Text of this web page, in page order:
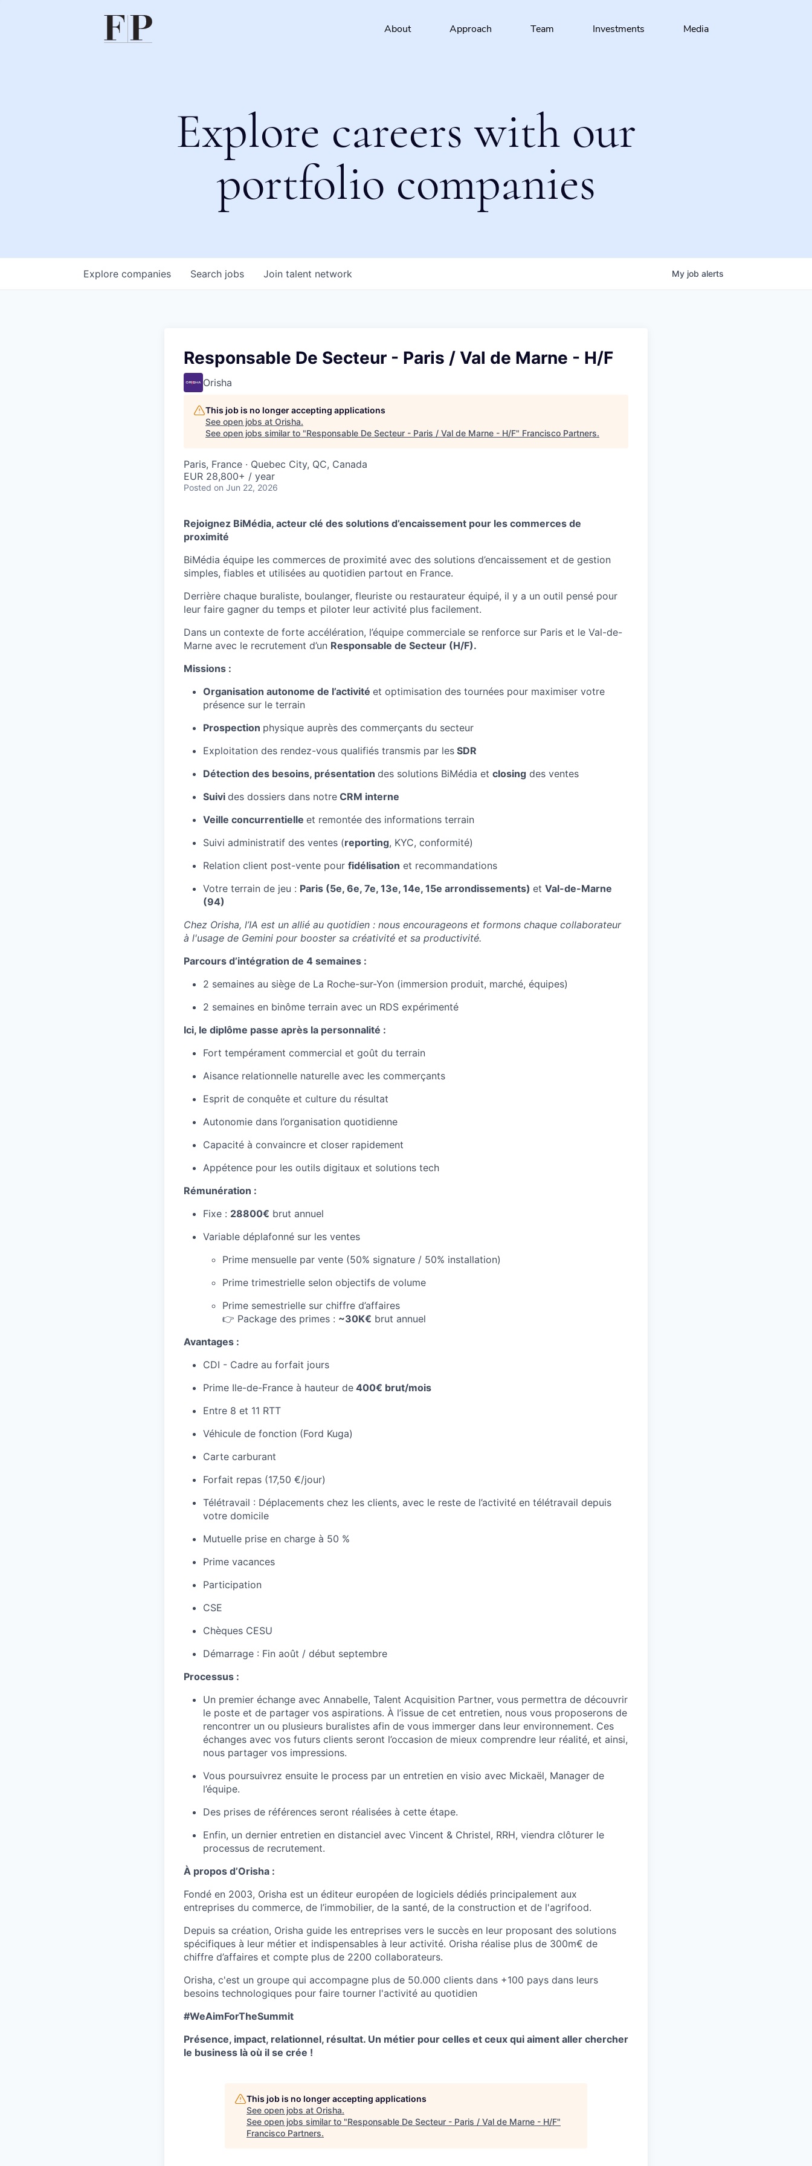
About Approach Team Investments Media
Explore careers with our
portfolio companies
Search jobs
Explore companies Join talent network My job alerts
Responsable De Secteur - Paris / Val de Marne - H/F
Orisha
This job is no longer accepting applications
See open jobs at Orisha.
See open jobs similar to "Responsable De Secteur - Paris / Val de Marne - H/F" Francisco Partners.
Paris, France · Quebec City, QC, Canada
EUR 28,800+ / year
Posted on Jun 22, 2026
Rejoignez BiMédia, acteur clé des solutions d’encaissement pour les commerces de
proximité
BiMédia équipe les commerces de proximité avec des solutions d’encaissement et de gestion
simples, fiables et utilisées au quotidien partout en France.
Derrière chaque buraliste, boulanger, fleuriste ou restaurateur équipé, il y a un outil pensé pour
leur faire gagner du temps et piloter leur activité plus facilement.
Dans un contexte de forte accélération, l’équipe commerciale se renforce sur Paris et le Val-de-
Marne avec le recrutement d’un Responsable de Secteur (H/F).
Missions :
Organisation autonome de l’activité et optimisation des tournées pour maximiser votre
présence sur le terrain
Prospection physique auprès des commerçants du secteur
Exploitation des rendez-vous qualifiés transmis par les SDR
Détection des besoins, présentation des solutions BiMédia et closing des ventes
Suivi des dossiers dans notre CRM interne
Veille concurrentielle et remontée des informations terrain
Suivi administratif des ventes (reporting, KYC, conformité)
Relation client post-vente pour fidélisation et recommandations
Votre terrain de jeu : Paris (5e, 6e, 7e, 13e, 14e, 15e arrondissements) et Val-de-Marne
(94)
Chez Orisha, l’IA est un allié au quotidien : nous encourageons et formons chaque collaborateur
à l'usage de Gemini pour booster sa créativité et sa productivité.
Parcours d’intégration de 4 semaines :
2 semaines au siège de La Roche-sur-Yon (immersion produit, marché, équipes)
2 semaines en binôme terrain avec un RDS expérimenté
Ici, le diplôme passe après la personnalité :
Fort tempérament commercial et goût du terrain
Aisance relationnelle naturelle avec les commerçants
Esprit de conquête et culture du résultat
Autonomie dans l’organisation quotidienne
Capacité à convaincre et closer rapidement
Appétence pour les outils digitaux et solutions tech
Rémunération :
Fixe : 28800€ brut annuel
Variable déplafonné sur les ventes
Prime mensuelle par vente (50% signature / 50% installation)
Prime trimestrielle selon objectifs de volume
Prime semestrielle sur chiffre d’affaires
👉 Package des primes : ~30K€ brut annuel
Avantages :
CDI - Cadre au forfait jours
Prime Ile-de-France à hauteur de 400€ brut/mois
Entre 8 et 11 RTT
Véhicule de fonction (Ford Kuga)
Carte carburant
Forfait repas (17,50 €/jour)
Télétravail : Déplacements chez les clients, avec le reste de l’activité en télétravail depuis
votre domicile
Mutuelle prise en charge à 50 %
Prime vacances
Participation
CSE
Chèques CESU
Démarrage : Fin août / début septembre
Processus :
Un premier échange avec Annabelle, Talent Acquisition Partner, vous permettra de découvrir
le poste et de partager vos aspirations. À l’issue de cet entretien, nous vous proposerons de
rencontrer un ou plusieurs buralistes afin de vous immerger dans leur environnement. Ces
échanges avec vos futurs clients seront l’occasion de mieux comprendre leur réalité, et ainsi,
nous partager vos impressions.
Vous poursuivrez ensuite le process par un entretien en visio avec Mickaël, Manager de
l’équipe.
Des prises de références seront réalisées à cette étape.
Enfin, un dernier entretien en distanciel avec Vincent & Christel, RRH, viendra clôturer le
processus de recrutement.
À propos d’Orisha :
Fondé en 2003, Orisha est un éditeur européen de logiciels dédiés principalement aux
entreprises du commerce, de l’immobilier, de la santé, de la construction et de l'agrifood.
Depuis sa création, Orisha guide les entreprises vers le succès en leur proposant des solutions
spécifiques à leur métier et indispensables à leur activité. Orisha réalise plus de 300m€ de
chiffre d’affaires et compte plus de 2200 collaborateurs.
Orisha, c'est un groupe qui accompagne plus de 50.000 clients dans +100 pays dans leurs
besoins technologiques pour faire tourner l'activité au quotidien
#WeAimForTheSummit
Présence, impact, relationnel, résultat. Un métier pour celles et ceux qui aiment aller chercher
le business là où il se crée !
This job is no longer accepting applications
See open jobs at Orisha.
See open jobs similar to "Responsable De Secteur - Paris / Val de Marne - H/F"
Francisco Partners.